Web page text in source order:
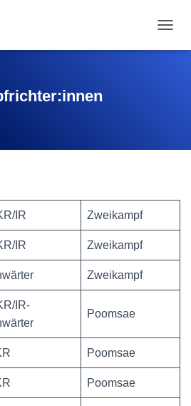
A
S
N
IR Zweikampf
IR Zweikampf
Zweikampf
IR-
Poomsae
Poomsae
Poomsae